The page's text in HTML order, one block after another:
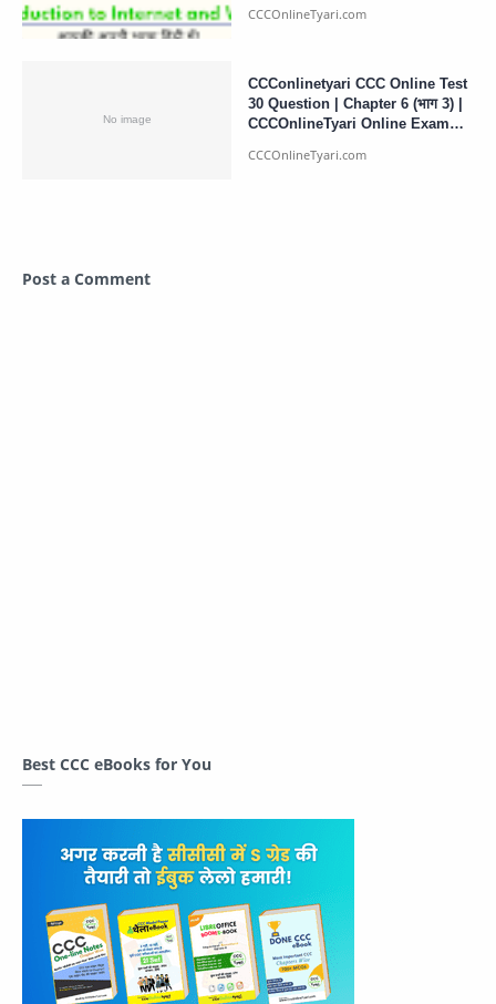
CCConlinetyari CCC Online Test
30 Question | Chapter 6 (भाग 3) |
CCCOnlineTyari Online Exam
Post a Comment
Best CCC eBooks for You